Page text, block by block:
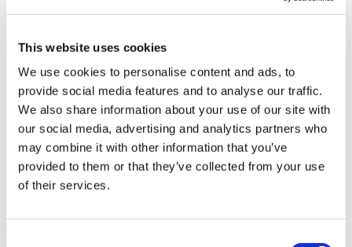
This website uses cookies
We use cookies to personalise content and ads, to
provide social media features and to analyse our traffic.
We also share information about your use of our site with
our social media, advertising and analytics partners who
may combine it with other information that you’ve
provided to them or that they’ve collected from your use
of their services.
Ressourcer
Luk ressourcer Åbne ressourcer
Kundehistorier
Om Qbrick
Abonner
Investorer
Login
Book en demo